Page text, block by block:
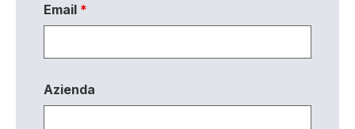
Email *
Azienda